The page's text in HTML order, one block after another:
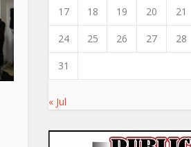
17 18 19 20 21
24 25 26 27 28
31
« Jul